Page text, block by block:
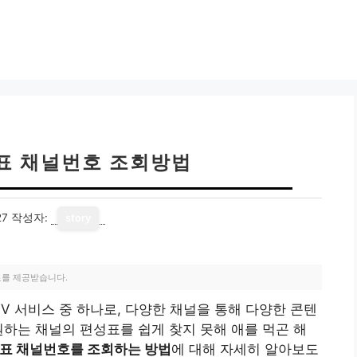
채널번호 조회방법
작성자:
제공받습니다.
서비스 중 하나로, 다양한 채널을 통해 다양한 콘텐
는 채널의 편성표를 쉽게 찾지 못해 애를 먹곤 해
채널번호를 조회하는 방법 에 대해 자세히 알아보도